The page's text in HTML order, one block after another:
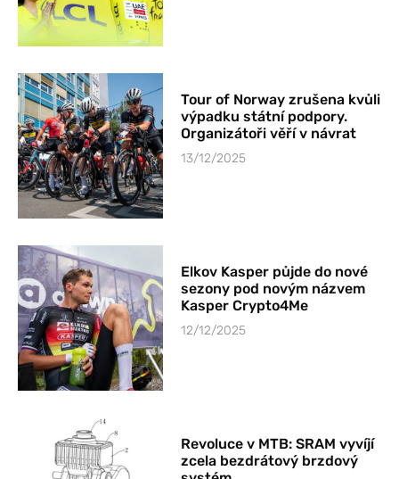
Tour of Norway zrušena kvůli
výpadku státní podpory.
Organizátoři věří v návrat
13/12/2025
Elkov Kasper půjde do nové
sezony pod novým názvem
Kasper Crypto4Me
12/12/2025
Revoluce v MTB: SRAM vyvíjí
zcela bezdrátový brzdový